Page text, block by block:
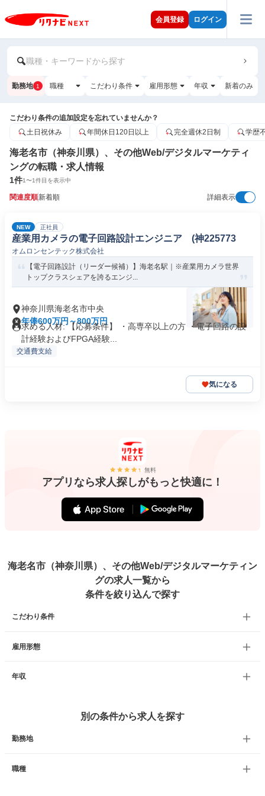
会員登録 ログイン
職種・キーワードから探す
勤務地 1 職種 こだわり条件 雇用形態 年収 新着のみ
こだわり条件の追加設定を忘れていませんか？
土日祝休み
年間休日120日以上 完全週休2日制 学歴
海老名市（神奈川県）、その他Web/デジタルマーケティ
ングの転職・求人情報
1件1〜1件目を表示中
関連度順新着順 詳細表示
NEW 正社員
産業用カメラの電子回路設計エンジニア (神225773
オムロンセンテック株式会社
【電子回路設計（リーダー候補）】海老名駅｜※産業用カメラ世界
トップクラスシェアを誇るエンジ...
神奈川県海老名市中央
年俸600万円～800万円
求める人材: 【応募条件】 ・高専卒以上の方 ・電子回路の設
計経験およびFPGA経験...
交通費支給
気になる
無料
アプリなら求人探しがもっと快適に！
海老名市（神奈川県）、その他Web/デジタルマーケティン
グの求人一覧から
条件を絞り込んで探す
こだわり条件
雇用形態
年収
別の条件から求人を探す
勤務地
職種